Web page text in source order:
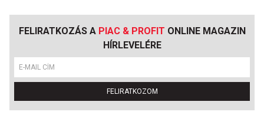
FELIRATKOZÁS A PIAC & PROFIT ONLINE MAGAZIN
HÍRLEVELÉRE
FELIRATKOZOM